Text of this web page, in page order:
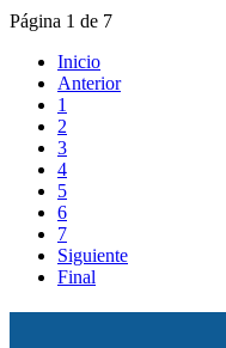
Página 1 de 7
Inicio
Anterior
1
2
3
4
5
6
7
Siguiente
Final